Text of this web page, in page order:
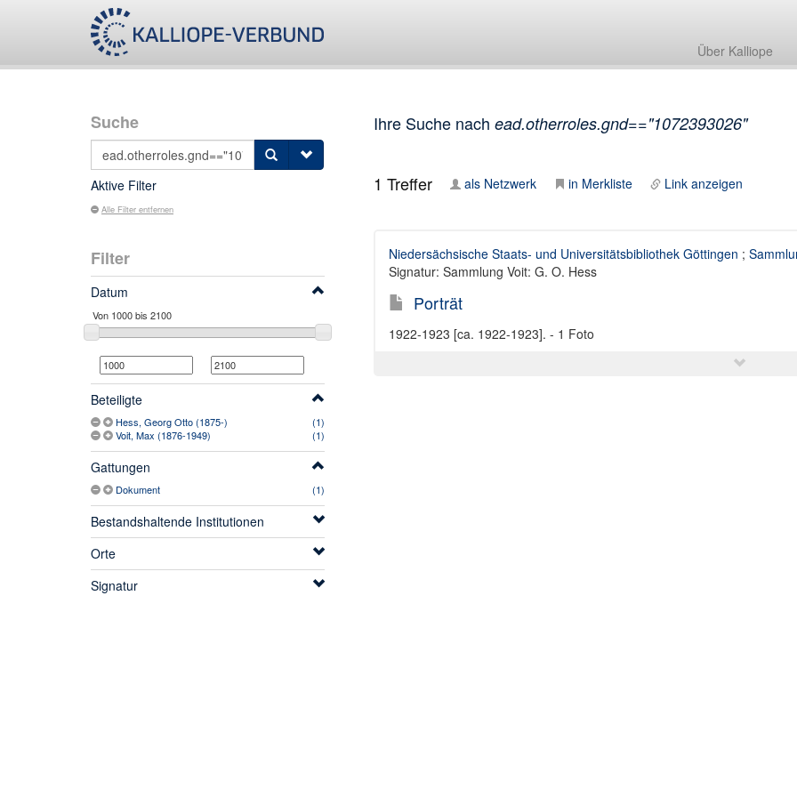
Über Kalliope
Suche
Aktive Filter
Alle Filter entfernen
Filter
Datum
Beteiligte
Hess, Georg Otto (1875-)
(1)
Voit, Max (1876-1949)
(1)
Gattungen
Dokument (1)
Bestandshaltende Institutionen
Orte
Signatur
Ihre Suche nach ead.otherroles.gnd=="1072393026"
1 Treffer als Netzwerk in Merkliste Link anzeigen
Niedersächsische Staats- und Universitätsbibliothek Göttingen ;
Signatur: Sammlung Voit: G. O. Hess
Porträt
1922-1923 [ca. 1922-1923]. - 1 Foto